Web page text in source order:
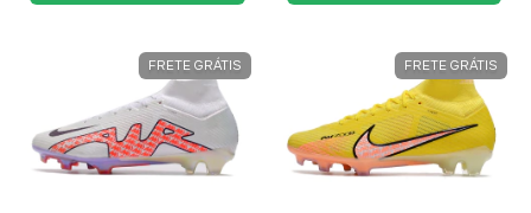
FRETE GRÁTIS FRETE GRÁTIS